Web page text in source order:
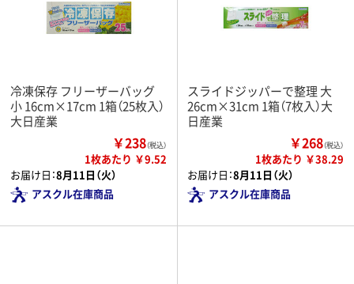
冷凍保存 フリーザーバッグ
小 16cm×17cm 1箱（25枚入）
大日産業
￥238（税込）
1枚あたり ￥9.52
お届け日：8月11日（火）
アスクル在庫商品
スライドジッパーで整理 大
26cm×31cm 1箱（7枚入）大
日産業
￥268（税込）
1枚あたり ￥38.29
お届け日：8月11日（火）
アスクル在庫商品